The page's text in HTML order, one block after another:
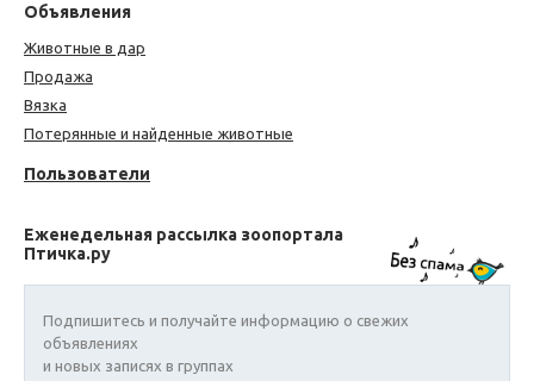
Объявления
Животные в дар
Продажа
Вязка
Потерянные и найденные животные
Пользователи
Еженедельная рассылка зоопортала
Птичка.ру
Подпишитесь и получайте информацию о свежих
объявлениях
и новых записях в группах